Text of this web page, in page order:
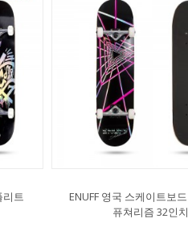
리트
ENUFF 영국 스케이트보
퓨쳐리즘 32인치